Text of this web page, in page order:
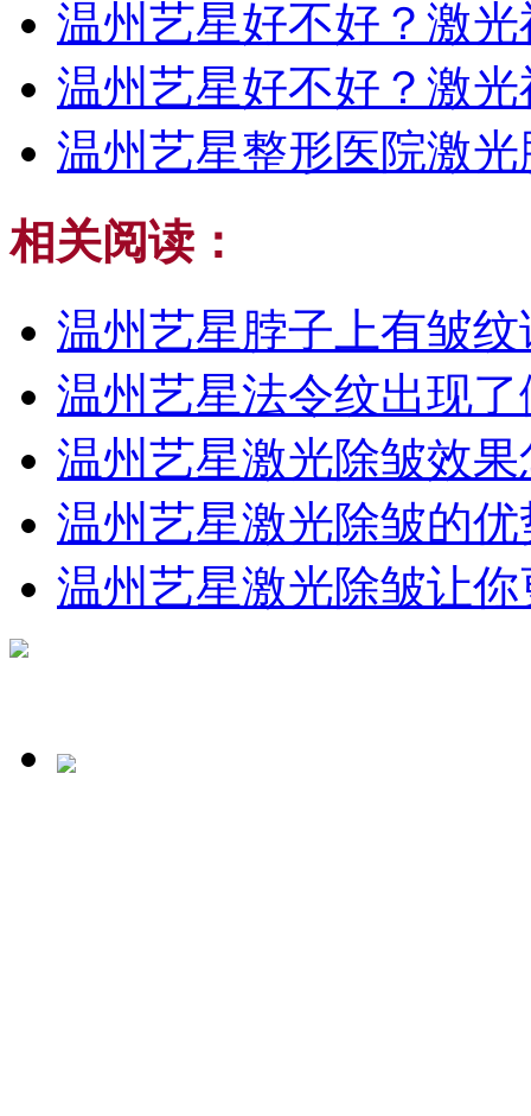
温州艺星好不好？激
温州艺星好不好？激
温州艺星整形医院激
相关阅读：
温州艺星脖子上有皱
温州艺星法令纹出现
温州艺星激光除皱效
温州艺星激光除皱的优
温州艺星激光除皱让